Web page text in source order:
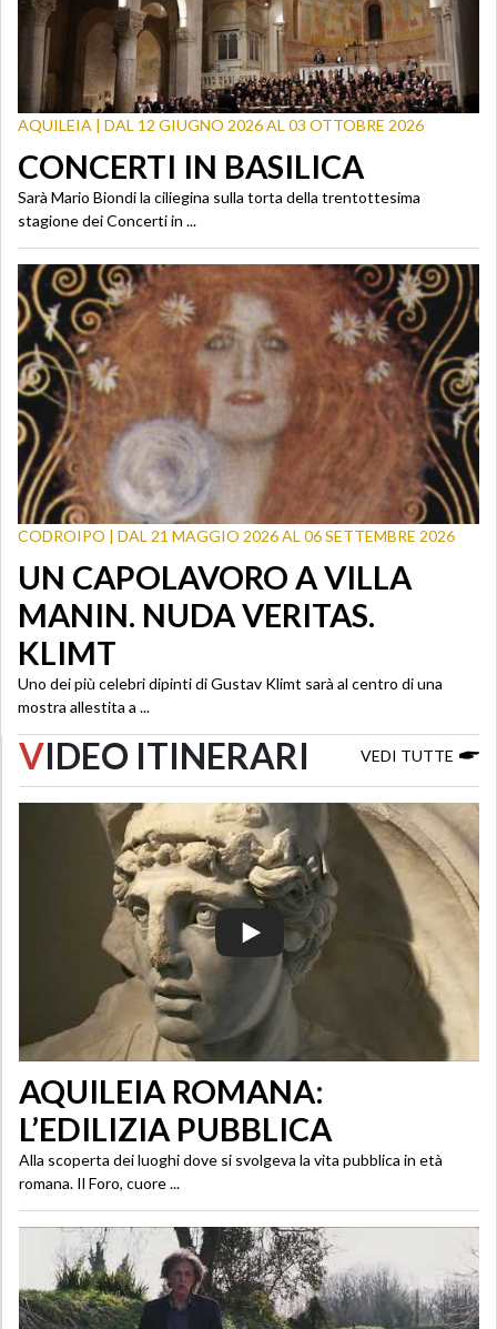
AQUILEIA | DAL 12 GIUGNO 2026 AL 03 OTTOBRE 2026
CONCERTI IN BASILICA
Sarà Mario Biondi la ciliegina sulla torta della trentottesima
stagione dei Concerti in ...
CODROIPO | DAL 21 MAGGIO 2026 AL 06 SETTEMBRE 2026
UN CAPOLAVORO A VILLA
MANIN. NUDA VERITAS.
KLIMT
Uno dei più celebri dipinti di Gustav Klimt sarà al centro di una
mostra allestita a ...
VIDEO ITINERARI VEDI TUTTE
AQUILEIA ROMANA:
L’EDILIZIA PUBBLICA
Alla scoperta dei luoghi dove si svolgeva la vita pubblica in età
romana. Il Foro, cuore ...